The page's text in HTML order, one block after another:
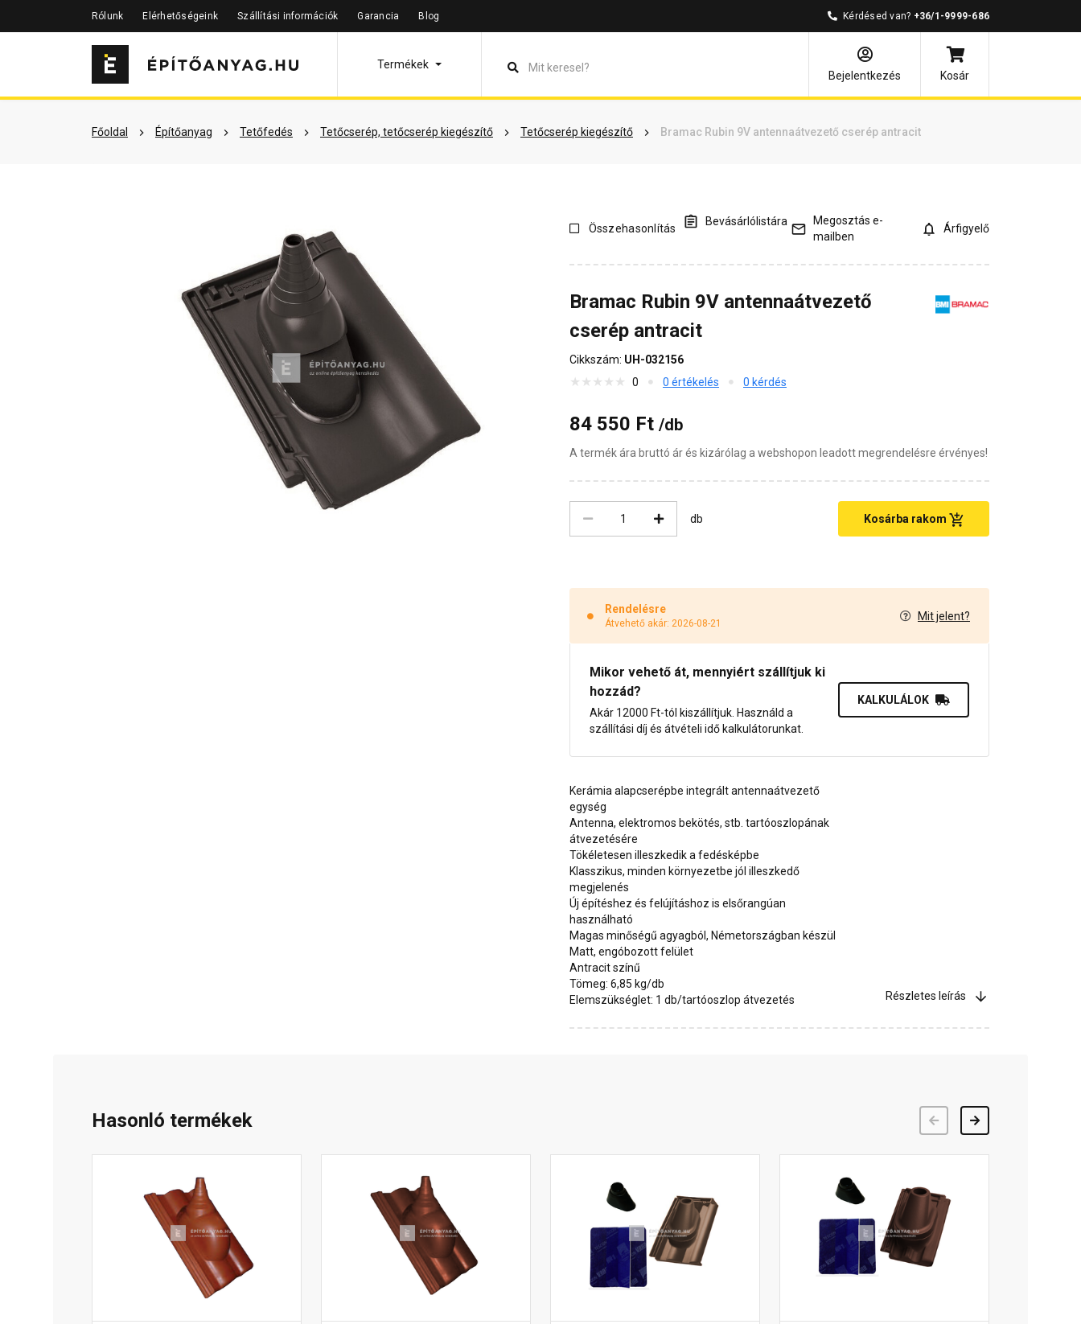
Rólunk Elérhetőségeink Szállítási információk Garancia Blog Kérdésed van? +36/1-9999-686
Termékek
Bejelentkezés
Kosár
Főoldal Építőanyag Tetőfedés Tetőcserép, tetőcserép kiegészítő Tetőcserép kiegészítő Bramac Rubin 9V antennaátvezető cserép antracit
Szükséged lehet rá Részletes leírás Termékinformáció Vásárlói vélemények Kérdések és válaszok Kapcsolódó cikkek
Összehasonlítás
Bevásárlólistára
Megosztás e-
mailben
Árfigyelő
Bramac Rubin 9V antennaátvezető
cserép antracit
Cikkszám: UH-032156
0
0 értékelés 0 kérdés
84 550 Ft /db
A termék ára bruttó ár és kizárólag a webshopon leadott megrendelésre érvényes!
db Kosárba rakom
Rendelésre
Átvehető akár: 2026-08-21
Mit jelent?
Mikor vehető át, mennyiért szállítjuk ki
hozzád?
Akár 12000 Ft-tól kiszállítjuk. Használd a
szállítási díj és átvételi idő kalkulátorunkat.
KALKULÁLOK
Kerámia alapcserépbe integrált antennaátvezető
egység
Antenna, elektromos bekötés, stb. tartóoszlopának
átvezetésére
Tökéletesen illeszkedik a fedésképbe
Klasszikus, minden környezetbe jól illeszkedő
megjelenés
Új építéshez és felújításhoz is elsőrangúan
használható
Magas minőségű agyagból, Németországban készül
Matt, engóbozott felület
Antracit színű
Tömeg: 6,85 kg/db
Elemszükséglet: 1 db/tartóoszlop átvezetés
Részletes leírás
Hasonló termékek